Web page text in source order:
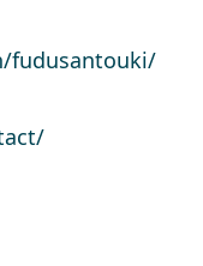
fudusantouki/